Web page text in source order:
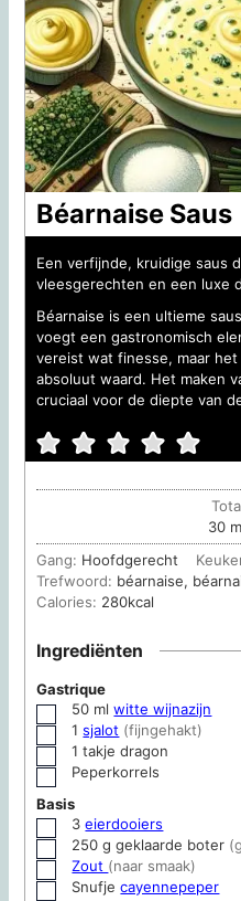
Béarnaise Saus
Een verfijnde, kruidige saus
vleesgerechten en een luxe
Béarnaise is een ultieme
voegt een gastronomisch
vereist wat finesse, maar
absoluut waard. Het maken
cruciaal voor de diepte van
30
Gang: Hoofdgerecht
Trefwoord: béarnaise,
Calories: 280kcal
Ingrediënten
Gastrique
▢
50 ml witte wijnazijn
▢
1 sjalot (fijngehakt)
▢
1 takje dragon
▢
Peperkorrels
Basis
▢
3 eierdooiers
▢
250 g geklaarde boter
▢
Zout (naar smaak)
▢
Snufje cayennepeper